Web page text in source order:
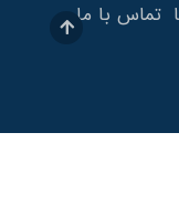
تماس با ما